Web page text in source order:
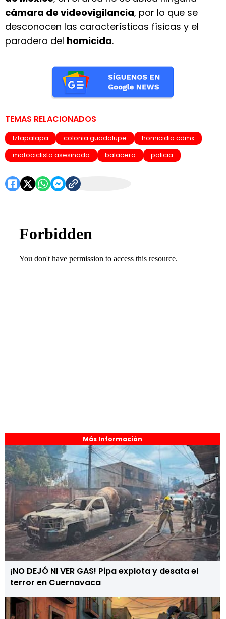
Más Información
¡NO DEJÓ NI VER GAS! Pipa explota y desata el
terror en Cuernavaca
cámara de videovigilancia, por lo que se
desconocen las características físicas y el
paradero del homicida.
TEMAS RELACIONADOS
Iztapalapa colonia guadalupe
homicidio cdmx
motociclista asesinado
balacera policia